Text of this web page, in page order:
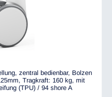
zentral bedienbar, Bolzen
Tragkraft: 160 kg, mit
(TPU) / 94 shore A